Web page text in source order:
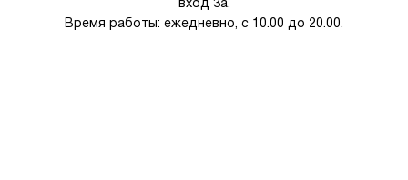
Время работы: ежедневно, с 10.00 до 20.00.